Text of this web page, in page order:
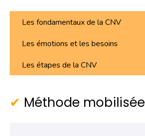
Les fondamentaux de la CNV
Les émotions et les besoins
Les étapes de la CNV
Méthode mobilisée